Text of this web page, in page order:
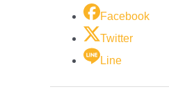
Facebook
Twitter
Line